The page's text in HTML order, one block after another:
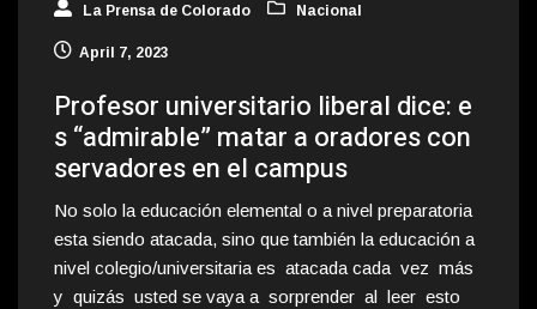
La Prensa de Colorado Nacional
April 7, 2023
Profesor universitario liberal dice: e
s “admirable” matar a oradores con
servadores en el campus
No solo la educación elemental o a nivel preparatoria
esta siendo atacada, sino que también la educación a
nivel colegio/universitaria es atacada cada vez más
y quizás usted se vaya a sorprender al leer esto